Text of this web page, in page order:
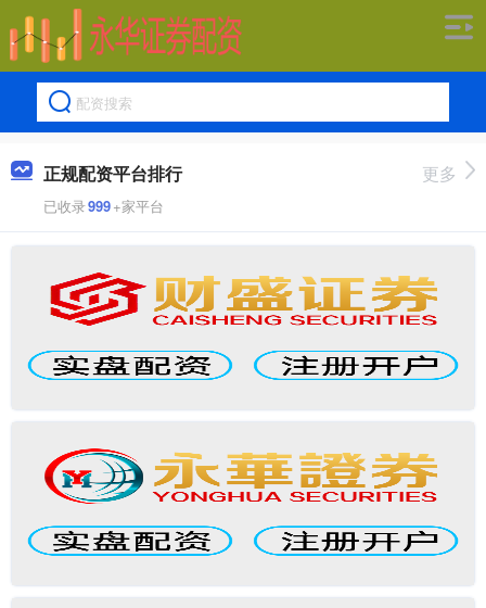
正规配资平台排行
已收录999+家平台
更多